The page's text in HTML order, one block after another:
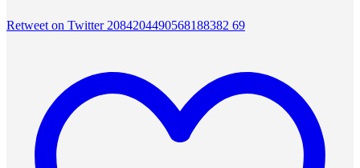
Retweet on Twitter 2084204490568188382 69